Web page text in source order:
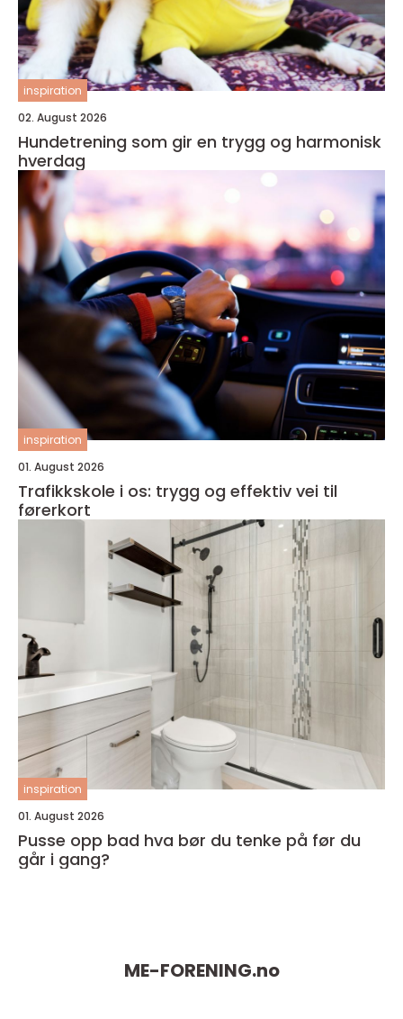
inspiration
02. August 2026
Hundetrening som gir en trygg og harmonisk
hverdag
inspiration
01. August 2026
Trafikkskole i os: trygg og effektiv vei til
førerkort
inspiration
01. August 2026
Pusse opp bad hva bør du tenke på før du
går i gang?
ME-FORENING.no